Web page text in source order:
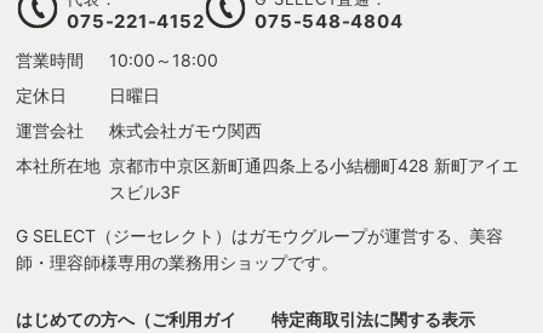
075-221-4152 075-548-4804
営業時間
10:00～18:00
定休日
日曜日
運営会社
株式会社ガモウ関西
本社所在地 京都市中京区新町通四条上る小結棚町428 新町アイエ
スビル3F
G SELECT（ジーセレクト）はガモウグループが運営する、美容
師・理容師様専用の業務用ショップです。
はじめての方へ（ご利用ガイ 特定商取引法に関する表示